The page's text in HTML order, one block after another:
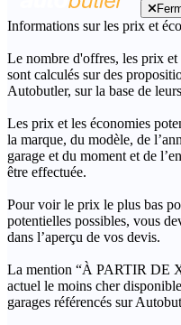
Informations sur les prix et
Le nombre d'offres, les prix
sont calculés sur des
Autobutler, sur la base de
Les prix et les économies
la marque, du modèle, de
garage et du moment et de
être effectuée.
Pour voir le prix le plus bas
potentielles possibles, vous
dans l’aperçu de vos devis.
La mention “À PARTIR DE
actuel le moins cher
garages référencés sur